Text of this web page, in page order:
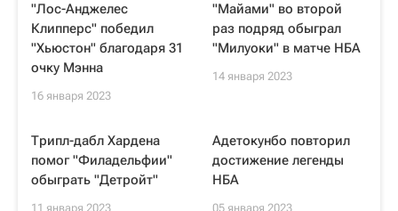
"Лос-Анджелес
Клипперс" победил
"Хьюстон" благодаря 31
очку Мэнна
16 января 2023
"Майами" во второй
раз подряд обыграл
"Милуоки" в матче НБА
14 января 2023
Трипл-дабл Хардена
помог "Филадельфии"
обыграть "Детройт"
11 января 2023
Адетокунбо повторил
достижение легенды
НБА
05 января 2023